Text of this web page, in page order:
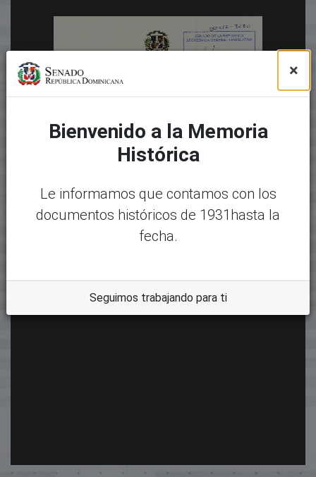
×
Bienvenido a la Memoria
Histórica
Le informamos que contamos con los
documentos históricos de 1931hasta la
fecha.
Seguimos trabajando para ti